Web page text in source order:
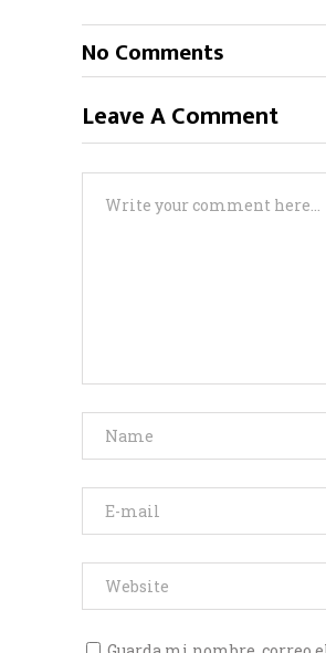
No Comments
Leave A Comment